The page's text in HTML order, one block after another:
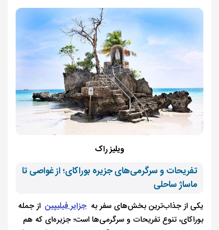
ویلیز راک
تفریحات و سرگرمی‌های جزیره بوراکای؛ از غواصی تا
ماساژ ساحلی
یکی از جذاب‌ترین بخش‌های سفر به جزایر فیلیپین از جمله
بوراکای، تنوع تفریحات و سرگرمی‌ها است؛ جزیره‌ای که هم